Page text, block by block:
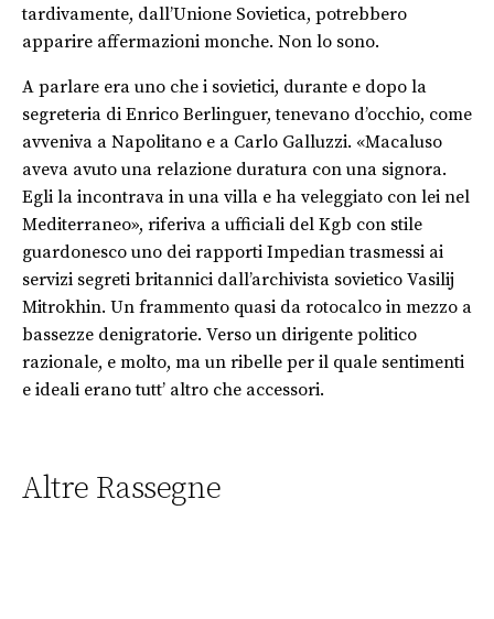
tardivamente, dall’Unione Sovietica, potrebbero
apparire affermazioni monche. Non lo sono.
A parlare era uno che i sovietici, durante e dopo la
segreteria di Enrico Berlinguer, tenevano d’occhio, come
avveniva a Napolitano e a Carlo Galluzzi. «Macaluso
aveva avuto una relazione duratura con una signora.
Egli la incontrava in una villa e ha veleggiato con lei nel
Mediterraneo», riferiva a ufficiali del Kgb con stile
guardonesco uno dei rapporti Impedian trasmessi ai
servizi segreti britannici dall’archivista sovietico Vasilij
Mitrokhin. Un frammento quasi da rotocalco in mezzo a
bassezze denigratorie. Verso un dirigente politico
razionale, e molto, ma un ribelle per il quale sentimenti
e ideali erano tutt’ altro che accessori.
Altre Rassegne